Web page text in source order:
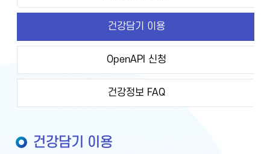
건강담기 이용
OpenAPI 신청
건강정보 FAQ
건강담기 이용